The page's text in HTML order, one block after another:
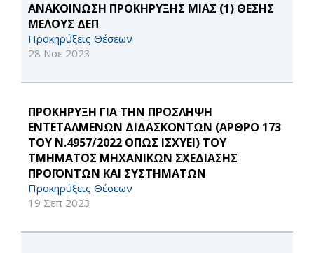
ΑΝΑΚΟΙΝΩΣΗ ΠΡΟΚΗΡΥΞΗΣ ΜΙΑΣ (1) ΘΕΣΗΣ
ΜΕΛΟΥΣ ΔΕΠ
Προκηρύξεις Θέσεων
28 Νοε 2023
ΠΡΟΚΗΡΥΞΗ ΓΙΑ ΤΗΝ ΠΡΟΣΛΗΨΗ
ΕΝΤΕΤΑΛΜΕΝΩΝ ΔΙΔΑΣΚΟΝΤΩΝ (ΑΡΘΡΟ 173
ΤΟΥ Ν.4957/2022 ΟΠΩΣ ΙΣΧΥΕΙ) ΤΟΥ
ΤΜΗΜΑΤΟΣ ΜΗΧΑΝΙΚΩΝ ΣΧΕΔΙΑΣΗΣ
ΠΡΟΪΟΝΤΩΝ ΚΑΙ ΣΥΣΤΗΜΑΤΩΝ
Προκηρύξεις Θέσεων
19 Σεπ 2023